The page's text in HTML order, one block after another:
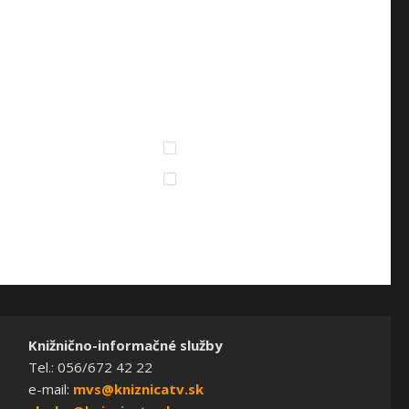
Knižnično-informačné služby
Tel.: 056/672 42 22
e-mail: mvs@kniznicatv.sk